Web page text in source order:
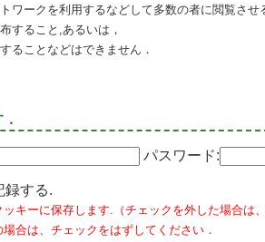
ワークを利用するなどして多数の者に閲覧させ
すること,あるいは，
ることなどはできません．
パスワード:
録する.
キーに保存します.（チェックを外した場合は
合は、チェックをはずしてください．